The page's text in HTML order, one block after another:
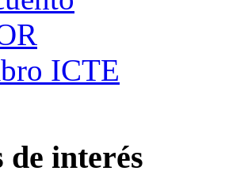
de interés